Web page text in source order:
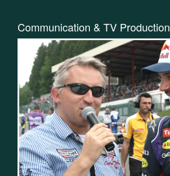
Communication & TV Production